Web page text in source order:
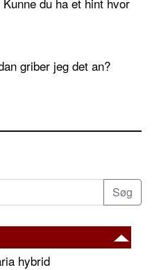
griber jeg det an?
hybrid